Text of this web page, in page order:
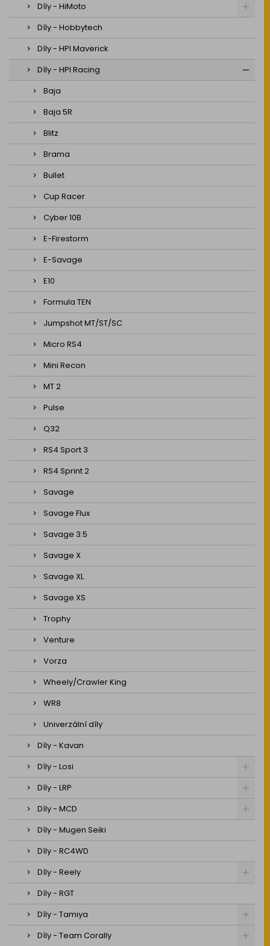
Díly - HiMoto
Díly - Hobbytech
Díly - HPI Maverick
Díly - HPI Racing
Baja
Baja 5R
Blitz
Brama
Bullet
Cup Racer
Cyber 10B
E-Firestorm
E-Savage
E10
Formula TEN
Jumpshot MT/ST/SC
Micro RS4
Mini Recon
MT 2
Pulse
Q32
RS4 Sport 3
RS4 Sprint 2
Savage
Savage Flux
Savage 3.5
Savage X
Savage XL
Savage XS
Trophy
Venture
Vorza
Wheely/Crawler King
WR8
Univerzální díly
Díly - Kavan
Díly - Losi
Díly - LRP
Díly - MCD
Díly - Mugen Seiki
Díly - RC4WD
Díly - Reely
Díly - RGT
Díly - Tamiya
Díly - Team Corally